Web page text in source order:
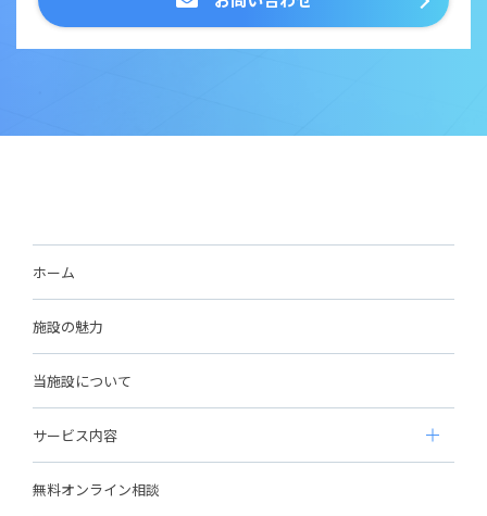
ホーム
施設の魅力
当施設について
サービス内容
無料オンライン相談